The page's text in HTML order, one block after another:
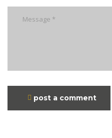
post a comment